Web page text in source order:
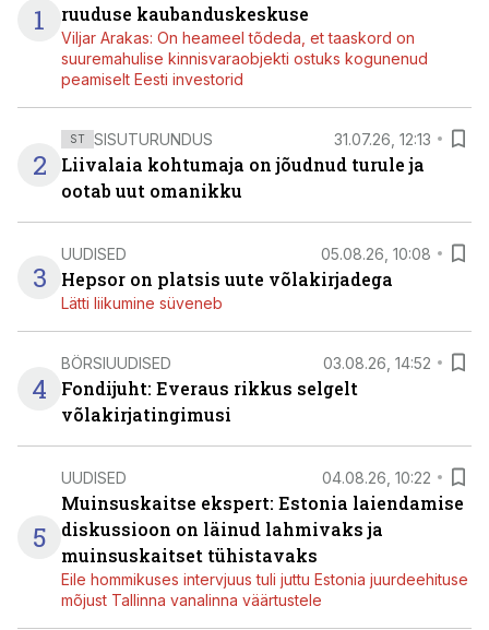
1
ruuduse kaubanduskeskuse
Viljar Arakas: On heameel tõdeda, et taaskord on
suuremahulise kinnisvaraobjekti ostuks kogunenud
peamiselt Eesti investorid
2
ST SISUTURUNDUS 31.07.26, 12:13
Liivalaia kohtumaja on jõudnud turule ja
ootab uut omanikku
3
UUDISED 05.08.26, 10:08
Hepsor on platsis uute võlakirjadega
Lätti liikumine süveneb
4
BÖRSIUUDISED 03.08.26, 14:52
Fondijuht: Everaus rikkus selgelt
võlakirjatingimusi
5
UUDISED 04.08.26, 10:22
Muinsuskaitse ekspert: Estonia laiendamise
diskussioon on läinud lahmivaks ja
muinsuskaitset tühistavaks
Eile hommikuses intervjuus tuli juttu Estonia juurdeehituse
mõjust Tallinna vanalinna väärtustele